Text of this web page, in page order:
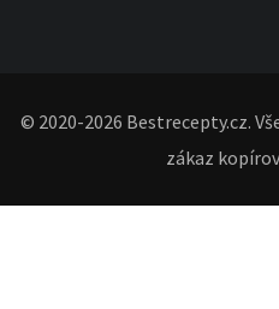
© 2020-2026 Bestrecepty.cz.
zákaz